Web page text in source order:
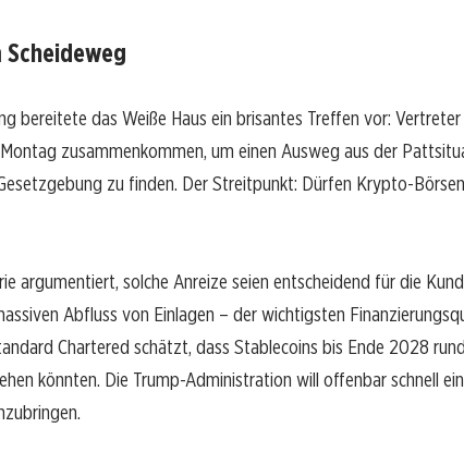
bereitete das Weiße Haus ein brisantes Treffen vor:
zusammenkommen, um einen Ausweg aus der
zu finden. Der Streitpunkt: Dürfen Krypto-
argumentiert, solche Anreize seien entscheidend für die
Abfluss von Einlagen – der wichtigsten
Chartered schätzt, dass Stablecoins bis Ende 2028
könnten. Die Trump-Administration will offenbar schnell